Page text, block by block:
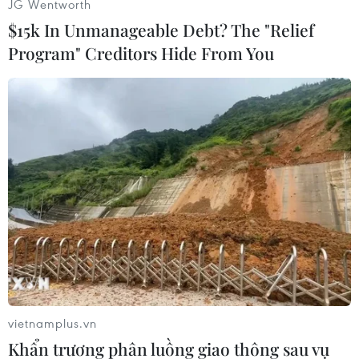
Âu 2010 đã thuộc về BlankaVlasic (môn nhảy
cao) của Croatia./.
(TTXVN/Vietnam+)
JG Wentworth
$15k In Unmanageable Debt? The "Relief
Program" Creditors Hide From You
vietnamplus.vn
Khẩn trương phân luồng giao thông sau vụ